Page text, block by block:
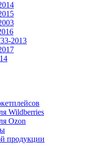
2013
Wildberries
Ozon
продукции